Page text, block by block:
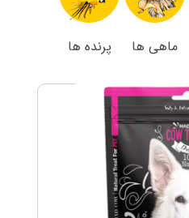
ماهی ها پرنده ها